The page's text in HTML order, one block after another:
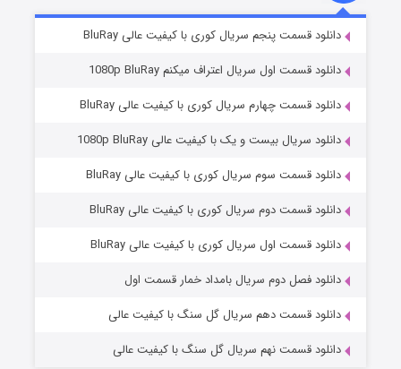
قسمت2 (زیرنویس) منتشر شد
مردگان متحرک: شهر مرده ۳
قسمت2 (زیرنویس) منتشر شد
دانلود قسمت پنجم سریال کوری با کیفیت عالی BluRay
دانلود قسمت اول سریال اعتراف میکنم 1080p BluRay
دانلود قسمت چهارم سریال کوری با کیفیت عالی BluRay
دانلود سریال بیست و یک با کیفیت عالی 1080p BluRay
دانلود قسمت سوم سریال کوری با کیفیت عالی BluRay
دانلود قسمت دوم سریال کوری با کیفیت عالی BluRay
دانلود قسمت اول سریال کوری با کیفیت عالی BluRay
دانلود فصل دوم سریال بامداد خمار قسمت اول
دانلود قسمت دهم سریال گل سنگ با کیفیت عالی
دانلود قسمت نهم سریال گل سنگ با کیفیت عالی